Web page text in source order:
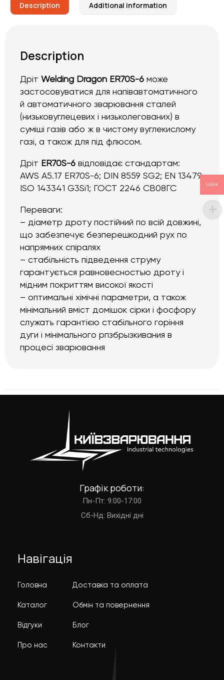
Description Additional information
Description
Дріт Welding Dragon ER70S-6 може
застосовуватися для напівавтоматичного
й автоматичного зварювання сталей
(низьковуглецевих і низьколегованих) в
суміші газів або ж в чистому вуглекислому
газі, а також для під флюсом.
Дріт ER70S-6 відповідає стандартам:
AWS A5.17 ER70S-6; DIN 8559 SG2; EN 13479
ISO 143341 G3Si1; ГОСТ 2246 СВ08ГС
Переваги:
– діаметр дроту постійний по всій довжині,
що забезпечує безперешкодний рух по
напрямних спіралях
– стабільність підведення струму
гарантується равновесностью дроту і
мідним покриттям високої якості
– оптимальні хімічні параметри, а також
мінімальний вміст домішок сірки і фосфору
служать гарантією стабільного горіння
дуги і мінімального рпзбрызкивания в
процесі зварювання
Графік роботи:
Пн-Пт: 9:00-17:00
Cб-Нд: Вихідні дні
Навігація
Головна
Каталог
Відгуки
Про нас
Доставка та оплата
Обмін та повернення
Блог
Контакти
UAH